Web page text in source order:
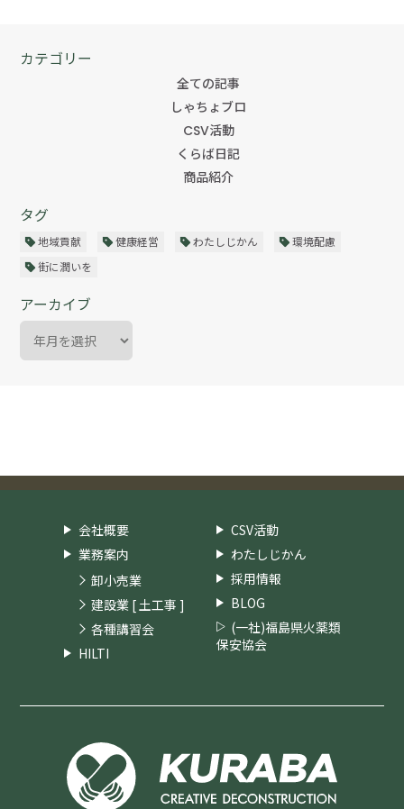
カテゴリー
全ての記事
しゃちょブロ
CSV活動
くらば日記
商品紹介
タグ
地域貢献 健康経営 わたしじかん
環境配慮
街に潤いを
アーカイブ
会社概要
業務案内
卸小売業
建設業 [ 土工事 ]
各種講習会
HILTI
CSV活動
わたしじかん
採用情報
BLOG
(一社)福島県火薬類
保安協会